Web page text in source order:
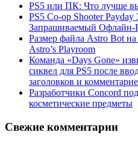
PS5 или ПК: Что лучше
PS5 Co-op Shooter Payday
Запрашиваемый
Размер файла Astro Bot
Astro’s Playroom
Команда «Days Gone»
сиквел для PS5 после
заголовков и
Разработчики Concord
косметические предметы
Свежие комментарии